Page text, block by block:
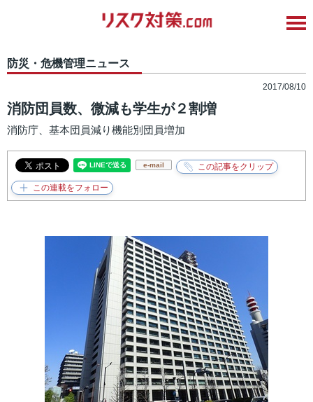
防災・危機管理ニュース
2017/08/10
消防団員数、微減も学生が２割増
消防庁、基本団員減り機能別団員増加
e-mail